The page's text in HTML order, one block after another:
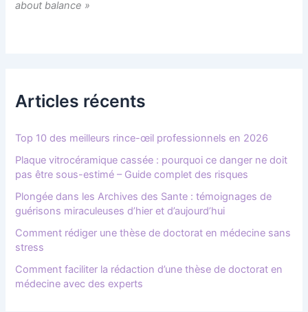
about balance »
Articles récents
Top 10 des meilleurs rince-œil professionnels en 2026
Plaque vitrocéramique cassée : pourquoi ce danger ne doit
pas être sous-estimé – Guide complet des risques
Plongée dans les Archives des Sante : témoignages de
guérisons miraculeuses d’hier et d’aujourd’hui
Comment rédiger une thèse de doctorat en médecine sans
stress
Comment faciliter la rédaction d’une thèse de doctorat en
médecine avec des experts